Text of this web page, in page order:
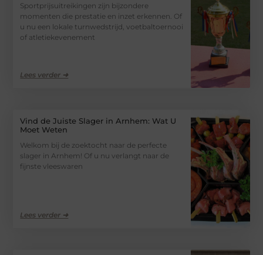
Sportprijsuitreikingen zijn bijzondere
momenten die prestatie en inzet erkennen. Of
u nu een lokale turnwedstrijd, voetbaltoernooi
of atletiekevenement
Lees verder ➜
Vind de Juiste Slager in Arnhem: Wat U
Moet Weten
Welkom bij de zoektocht naar de perfecte
slager in Arnhem! Of u nu verlangt naar de
fijnste vleeswaren
Lees verder ➜